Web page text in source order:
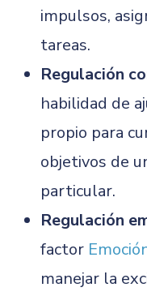
impulsos,
tareas.
Regulación
habilidad de
propio para
objetivos de
particular.
Regulación
factor
manejar la